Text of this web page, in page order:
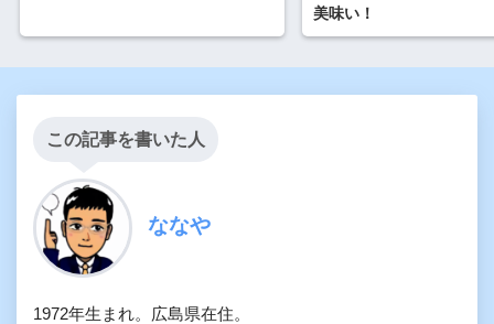
美味い！
この記事を書いた人
ななや
1972年生まれ。広島県在住。